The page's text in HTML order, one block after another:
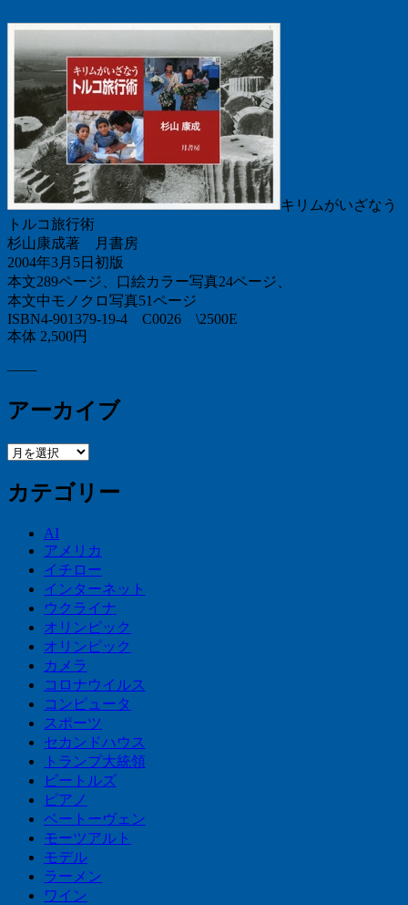
キリムがいざなう
トルコ旅行術
杉山康成著 月書房
2004年3月5日初版
本文289ページ、口絵カラー写真24ページ、
本文中モノクロ写真51ページ
ISBN4-901379-19-4 C0026 \2500E
本体 2,500円
——
アーカイブ
ア
カ
カテゴリー
AI
アメリカ
イチロー
インターネット
ウクライナ
オリンピック
オリンピック
カメラ
コロナウイルス
コンピュータ
スポーツ
セカンドハウス
トランプ大統領
ビートルズ
ピアノ
ベートーヴェン
モーツアルト
モデル
ラーメン
ワイン